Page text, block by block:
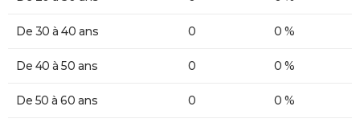
De 30 à 40 ans 0 0 %
De 40 à 50 ans 0 0 %
De 50 à 60 ans 0 0 %